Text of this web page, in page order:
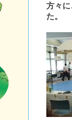
方々
た。